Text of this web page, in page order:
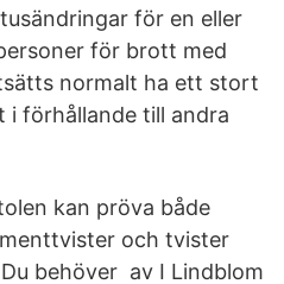
för en eller
för brott med
normalt ha ett stort
i förhållande till andra
kan pröva både
och tvister
behöver av I Lindblom